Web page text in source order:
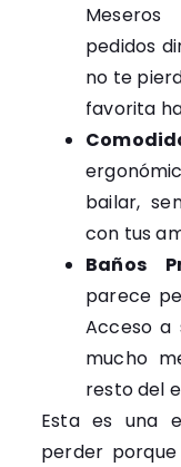
pedidos
no te
favorita
bailar,
con tus
Baños
parece
Acceso a
mucho
resto del
Esta es una
perder